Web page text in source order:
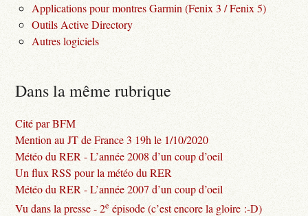
Applications pour montres Garmin (Fenix 3 / Fenix 5)
Outils Active Directory
Autres logiciels
Dans la même rubrique
Cité par BFM
Mention au JT de France 3 19h le 1/10/2020
Météo du RER - L’année 2008 d’un coup d’oeil
Un flux RSS pour la météo du RER
Météo du RER - L’année 2007 d’un coup d’oeil
Vu dans la presse - 2e épisode (c’est encore la gloire :-D)